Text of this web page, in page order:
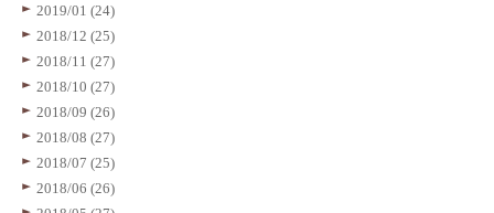
2019/01 (24)
2018/12 (25)
2018/11 (27)
2018/10 (27)
2018/09 (26)
2018/08 (27)
2018/07 (25)
2018/06 (26)